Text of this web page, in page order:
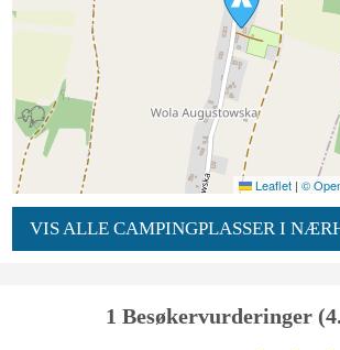
Leaflet | ©
VIS ALLE CAMPINGPLASSER I
1 Besøkervurderinger